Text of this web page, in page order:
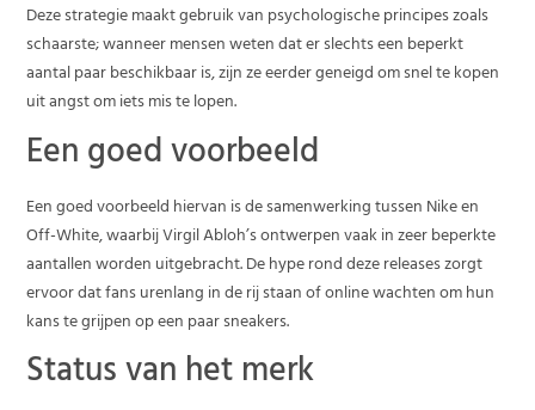
Deze strategie maakt gebruik van psychologische principes zoals
schaarste; wanneer mensen weten dat er slechts een beperkt
aantal paar beschikbaar is, zijn ze eerder geneigd om snel te kopen
uit angst om iets mis te lopen.
Een goed voorbeeld
Een goed voorbeeld hiervan is de samenwerking tussen Nike en
Off-White, waarbij Virgil Abloh’s ontwerpen vaak in zeer beperkte
aantallen worden uitgebracht. De hype rond deze releases zorgt
ervoor dat fans urenlang in de rij staan of online wachten om hun
kans te grijpen op een paar sneakers.
Status van het merk